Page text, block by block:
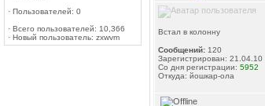
· Пользователей: 0
· Всего пользователей: 10,366
· Новый пользователь: zxwvm
Встал в колонну
Сообщений: 120
Зарегистрирован: 21.04.10
Со дня регистрации: 5952
Откуда: йошкар-ола